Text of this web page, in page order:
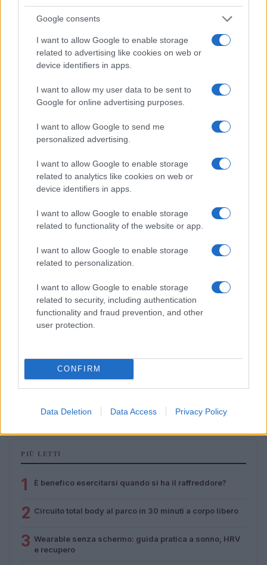
Google consents
I want to allow Google to enable storage
related to advertising like cookies on web or
device identifiers in apps.
I want to allow my user data to be sent to
Google for online advertising purposes.
I want to allow Google to send me
personalized advertising.
I want to allow Google to enable storage
related to analytics like cookies on web or
device identifiers in apps.
I want to allow Google to enable storage
related to functionality of the website or app.
I want to allow Google to enable storage
related to personalization.
I want to allow Google to enable storage
related to security, including authentication
functionality and fraud prevention, and other
user protection.
CONFIRM
Data Deletion Data Access Privacy Policy
Smartband o smartwatch: come scegliere il fitness
tracker giusto
Camilla Fiore · 8 Ago 2026
FITNESS
Allenamento in spiaggia: sequenze a corpo libero
efficaci
Cristian Castiglioni · 8 Ago 2026
PIÙ LETTI
1 È benefico esercitarsi quando si ha il raffreddore?
2 Circuito total body al parco in 30 minuti a corpo libero
3 Wearable senza schermo: guida pratica a sonno, HRV
e recupero